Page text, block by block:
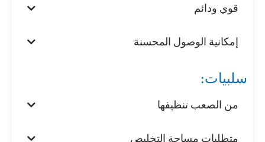
قوي ودائم
إمكانية الوصول المحسنة
سلبيات:
من الصعب تنظيفها
متطلبات مساحة التخليص